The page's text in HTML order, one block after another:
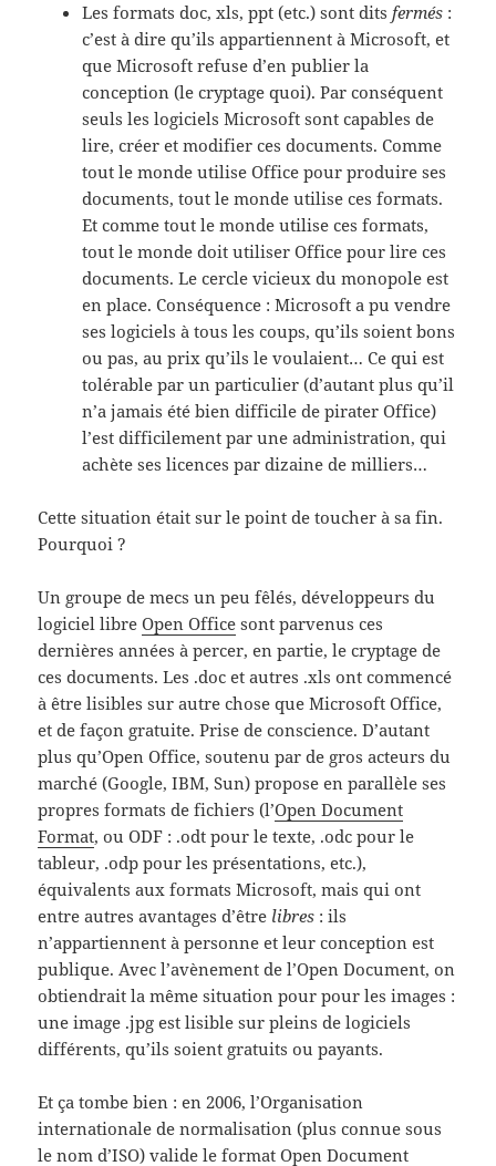
Les formats doc, xls, ppt (etc.) sont ditsfermés :
c’est à dire qu’ils appartiennent à Microsoft, et
que Microsoft refuse d’en publier la
conception (le cryptage quoi). Par conséquent
seuls les logiciels Microsoft sont capables de
lire, créer et modifier ces documents. Comme
tout le monde utilise Office pour produire ses
documents, tout le monde utilise ces formats.
Et comme tout le monde utilise ces formats,
tout le monde doit utiliser Office pour lire ces
documents. Le cercle vicieux du monopole est
en place. Conséquence : Microsoft a pu vendre
ses logiciels à tous les coups, qu’ils soient bons
ou pas, au prix qu’ils le voulaient… Ce qui est
tolérable par un particulier (d’autant plus qu’il
n’a jamais été bien difficile de pirater Office)
l’est difficilement par une administration, qui
achète ses licences par dizaine de milliers…
Cette situation était sur le point de toucher à sa fin.
Pourquoi ?
Un groupe de mecs un peu fêlés, développeurs du
logiciel libreOpen Office sont parvenus ces
dernières années à percer, en partie, le cryptage de
ces documents. Les .doc et autres .xls ont commencé
à être lisibles sur autre chose que Microsoft Office,
et de façon gratuite. Prise de conscience. D’autant
plus qu’Open Office, soutenu par de gros acteurs du
marché (Google, IBM, Sun) propose en parallèle ses
propres formats de fichiers (l’Open Document
Format, ou ODF : .odt pour le texte, .odc pour le
tableur, .odp pour les présentations, etc.),
équivalents aux formats Microsoft, mais qui ont
entre autres avantages d’être libres : ils
n’appartiennent à personne et leur conception est
publique. Avec l’avènement de l’Open Document, on
obtiendrait la même situation pour pour les images :
une image .jpg est lisible sur pleins de logiciels
différents, qu’ils soient gratuits ou payants.
Et ça tombe bien : en 2006, l’Organisation
internationale de normalisation (plus connue sous
le nom d’ISO) valide le format Open Document